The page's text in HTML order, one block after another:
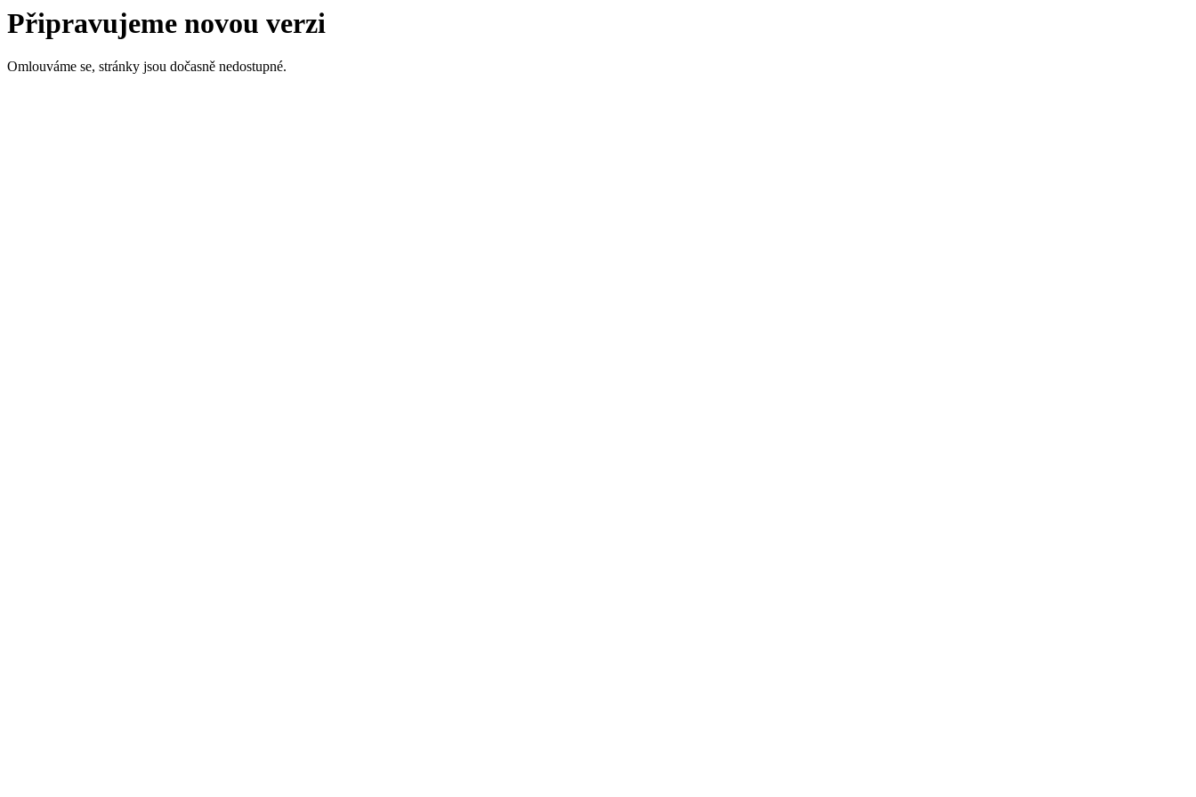
Připravujeme novou verzi
Omlouváme se, stránky jsou dočasně nedostupné.